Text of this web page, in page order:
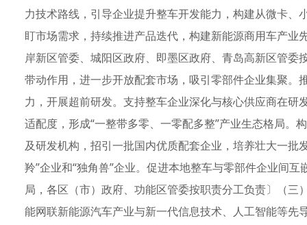
力技术路线，引导企业提升整车开发能力，构建从微卡
盯市场需求，持续推进产品迭代，构建新能源商用车产
岸新区管委、城阳区政府、即墨区政府、青岛高新区管
带动作用，进一步开放配套市场，吸引零部件企业集聚
力，开展超前研发。支持整车企业深化与核心供应商在
适配度，形成“一整带多零、一零配多整”产业生态格局。
及研发机构，招引一批国内优质配套企业，培养壮大一批
羚”企业和“独角兽”企业。促进本地整车与零部件企业间
局，各区（市）政府、功能区管委按职责分工负责〕（
能网联新能源汽车产业与新一代信息技术、人工智能等